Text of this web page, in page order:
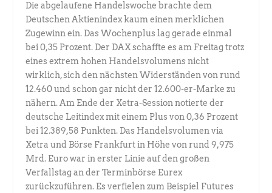
Die abgelaufene Handelswoche brachte dem
Deutschen Aktienindex kaum einen merklichen
Zugewinn ein. Das Wochenplus lag gerade einmal
bei 0,35 Prozent. Der DAX schaffte es am Freitag trotz
eines extrem hohen Handelsvolumens nicht
wirklich, sich den nächsten Widerständen von rund
12.460 und schon gar nicht der 12.600-er-Marke zu
nähern. Am Ende der Xetra-Session notierte der
deutsche Leitindex mit einem Plus von 0,36 Prozent
bei 12.389,58 Punkten. Das Handelsvolumen via
Xetra und Börse Frankfurt in Höhe von rund 9,975
Mrd. Euro war in erster Linie auf den großen
Verfallstag an der Terminbörse Eurex
zurückzuführen. Es verfielen zum Beispiel Futures